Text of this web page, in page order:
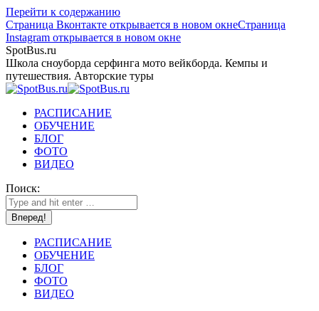
Перейти к содержанию
Страница Вконтакте открывается в новом окнеСтраница
Instagram открывается в новом окне
SpotBus.ru
Школа сноуборда серфинга мото вейкборда. Кемпы и
путешествия. Авторские туры
РАСПИСАНИЕ
ОБУЧЕНИЕ
БЛОГ
ФОТО
ВИДЕО
Поиск:
РАСПИСАНИЕ
ОБУЧЕНИЕ
БЛОГ
ФОТО
ВИДЕО